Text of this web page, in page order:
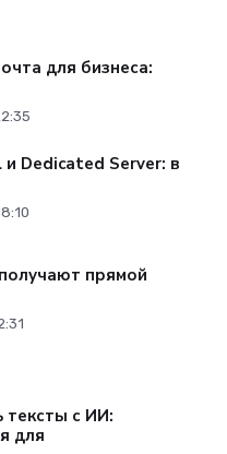
для бизнеса:
Dedicated Server: в
прямой
тексты с ИИ:
для